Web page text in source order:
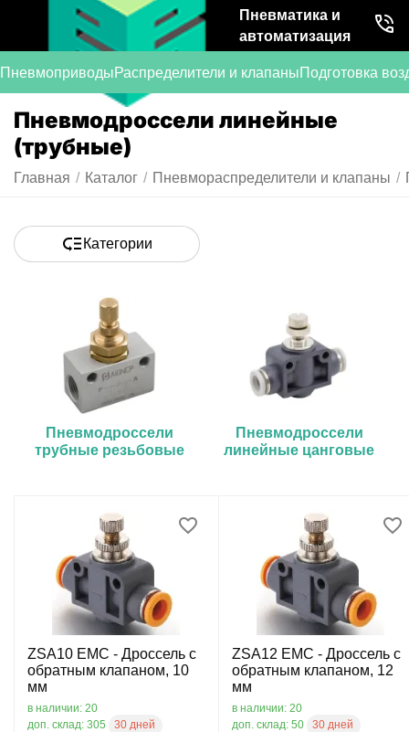
Пневматика и
автоматизация
ПневмоприводыРаспределители и клапаныПодготовка
Пневмодроссели линейные
(трубные)
Главная / Каталог / Пневмораспределители и клапаны /
Категории
Пневмодроссели
трубные резьбовые
Пневмодроссели
линейные цанговые
ZSA10 EMC - Дроссель с
обратным клапаном, 10
мм
в наличии: 20
доп. склад: 305
30 дней
ZSA12 EMC - Дроссель с
обратным клапаном, 12
мм
в наличии: 20
доп. склад: 50
30 дней